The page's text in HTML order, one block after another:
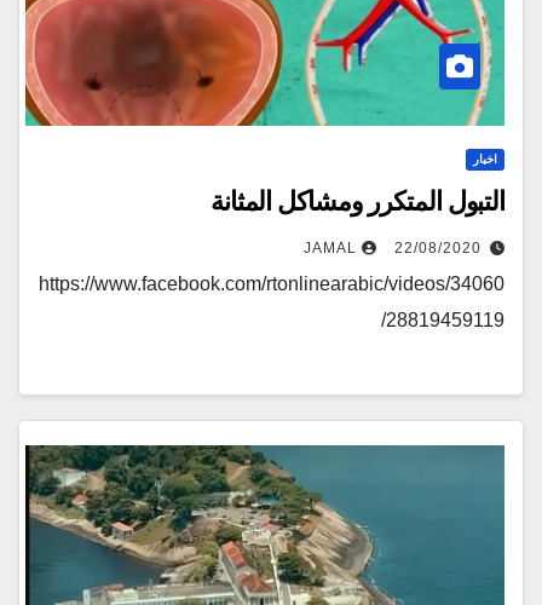
اخبار
التبول المتكرر ومشاكل المثانة
22/08/2020
JAMAL
https://www.facebook.com/rtonlinearabic/videos/34060
28819459119/